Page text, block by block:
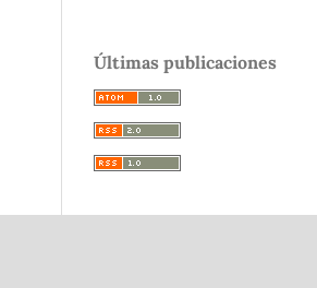
Últimas publicaciones